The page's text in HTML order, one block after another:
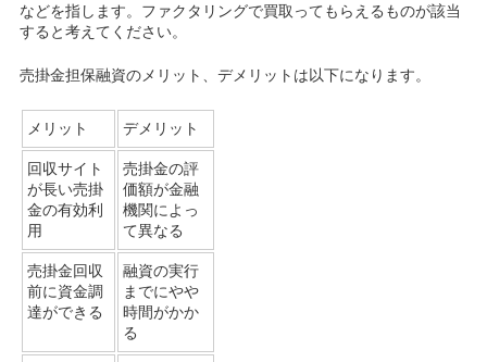
などを指します。ファクタリングで買取ってもらえるものが該当
すると考えてください。
売掛金担保融資のメリット、デメリットは以下になります。
メリット デメリット
回収サイト
が長い売掛
金の有効利
用
売掛金の評
価額が金融
機関によっ
て異なる
売掛金回収
前に資金調
達ができる
融資の実行
までにやや
時間がかか
る